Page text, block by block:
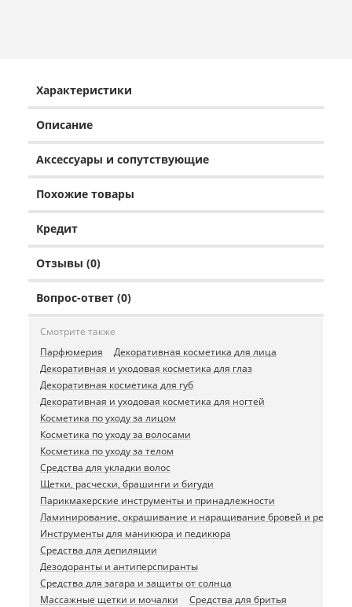
Характеристики
Описание
Аксессуары и сопутствующие
Похожие товары
Кредит
Отзывы (0)
Вопрос-ответ (0)
Смотрите также
Парфюмерия
Декоративная косметика для лица
Декоративная и уходовая косметика для глаз
Декоративная косметика для губ
Декоративная и уходовая косметика для ногтей
Косметика по уходу за лицом
Косметика по уходу за волосами
Косметика по уходу за телом
Средства для укладки волос
Щетки, расчески, брашинги и бигуди
Парикмахерские инструменты и принадлежности
Ламинирование, окрашивание и наращивание бровей и ресниц
Инструменты для маникюра и педикюра
Средства для депиляции
Дезодоранты и антиперспиранты
Средства для загара и защиты от солнца
Массажные щетки и мочалки
Средства для бритья